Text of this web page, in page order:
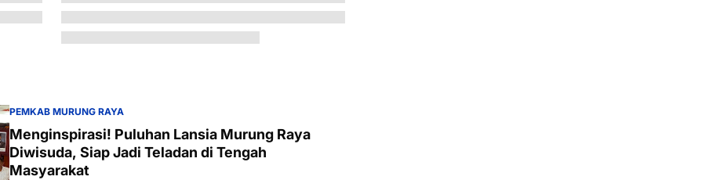
PEMKAB MURUNG RAYA
Menginspirasi! Puluhan Lansia Murung Raya
Diwisuda, Siap Jadi Teladan di Tengah
Masyarakat